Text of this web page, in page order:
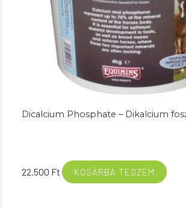
Dicalcium Phosphate – Dikalcium
22.500 Ft KOSÁRBA TESZEM